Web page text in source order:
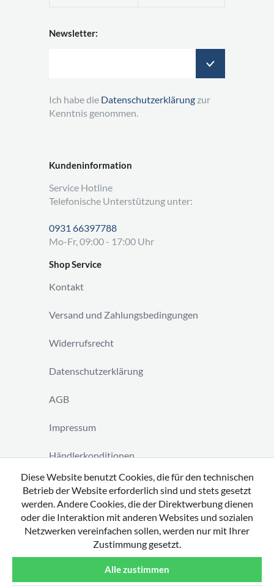
Kundeninformation
Service Hotline
Telefonische Unterstützung unter:
0931 66397788
Mo-Fr, 09:00 - 17:00 Uhr
Shop Service
Kontakt
Versand und Zahlungsbedingungen
Widerrufsrecht
Datenschutzerklärung
AGB
Impressum
Händlerkonditionen
Vertrag widerrufen
Newsletter:
Ich habe die Datenschutzerklärung zur
Kenntnis genommen.
Diese Website benutzt Cookies, die für den technischen
Betrieb der Website erforderlich sind und stets gesetzt
werden. Andere Cookies, die der Direktwerbung dienen
oder die Interaktion mit anderen Websites und sozialen
Netzwerken vereinfachen sollen, werden nur mit Ihrer
Zustimmung gesetzt.